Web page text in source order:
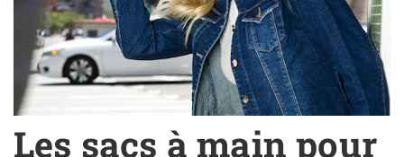
Les sacs à main pour